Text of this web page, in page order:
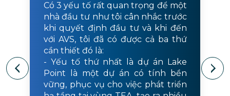
Có 3 yếu tố rất quan trọng để một
nhà đầu tư như tôi cân nhắc trước
khi quyết định đầu tư và khi đến
với AVS, tôi đã có được cả ba thứ
cần thiết đó là:
- Yếu tố thứ nhất là dự án Lake
Point là một dự án có tính bền
vững, phục vụ cho việc phát triển